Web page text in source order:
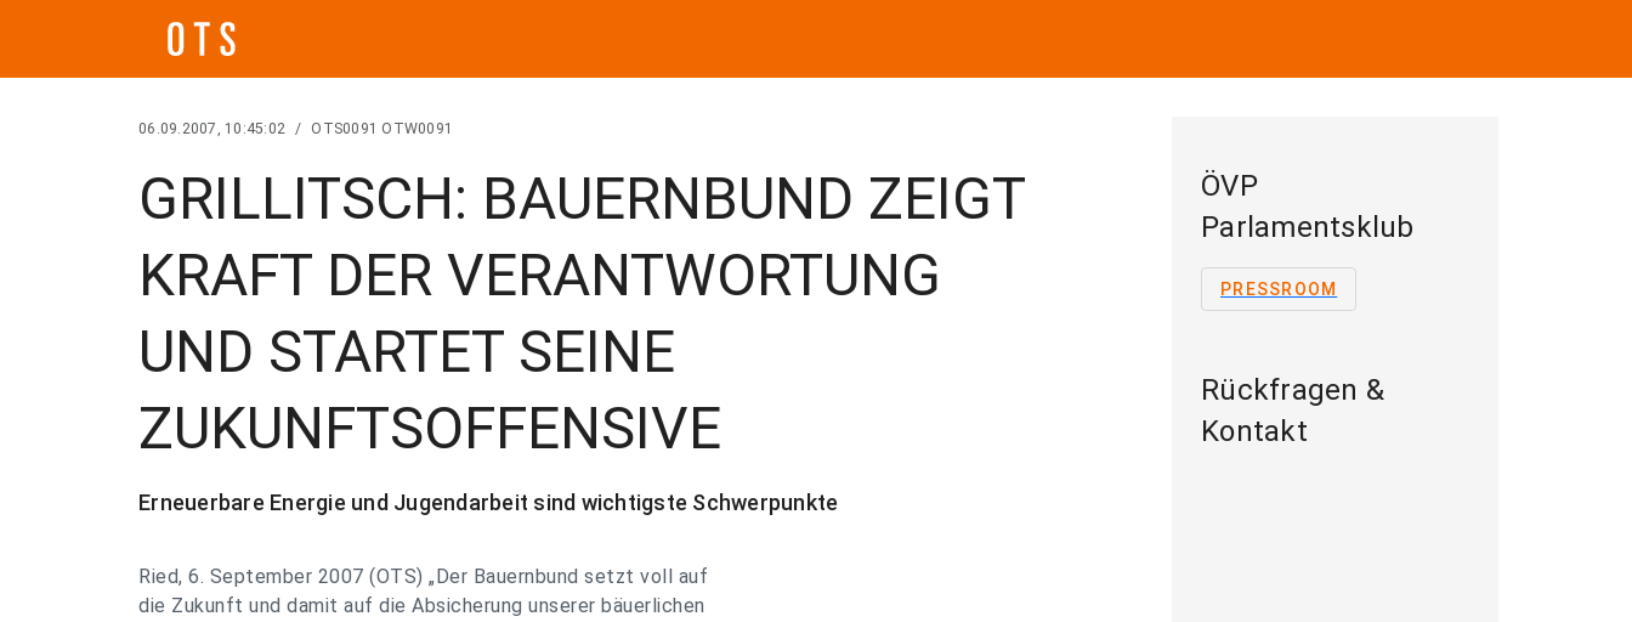
06.09.2007, 10:45:02 / OTS0091 OTW0091
GRILLITSCH: BAUERNBUND ZEIGT
KRAFT DER VERANTWORTUNG
UND STARTET SEINE
ZUKUNFTSOFFENSIVE
Erneuerbare Energie und Jugendarbeit sind wichtigste Schwerpunkte
Ried, 6. September 2007 (OTS) „Der Bauernbund setzt voll auf
die Zukunft und damit auf die Absicherung unserer bäuerlichen
ÖVP
Parlamentsklub
PRESSROOM
Rückfragen &
Kontakt